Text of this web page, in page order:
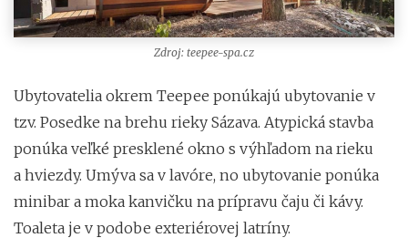
Zdroj: teepee-spa.cz
Ubytovatelia okrem Teepee ponúkajú ubytovanie v
tzv. Posedke na brehu rieky Sázava. Atypická stavba
ponúka veľké presklené okno s výhľadom na rieku
a hviezdy. Umýva sa v lavóre, no ubytovanie ponúka
minibar a moka kanvičku na prípravu čaju či kávy.
Toaleta je v podobe exteriérovej latríny.